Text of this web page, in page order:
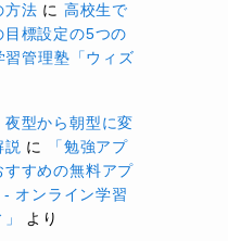
方法 に 高校生で
目標設定の5つの
管理塾「ウィズ
型から朝型に変
説 に
「勉強アプ
すすめの無料アプ
オンライン学習
より